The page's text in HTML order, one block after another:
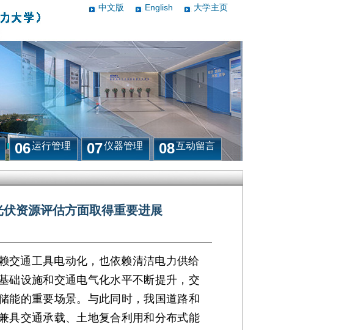
中文版 English 大学主页
06运行管理 07仪器管理 08互动留言
资源评估方面取得重要进展
交通工具电动化，也依赖清洁电力供给
础设施和交通电气化水平不断提升，交
能的重要场景。与此同时，我国道路和
具交通承载、土地复合利用和分布式能